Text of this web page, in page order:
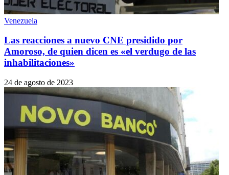
Venezuela
Las reacciones a nuevo CNE presidido por
Amoroso, de quien dicen es «el verdugo de las
inhabilitaciones»
24 de agosto de 2023